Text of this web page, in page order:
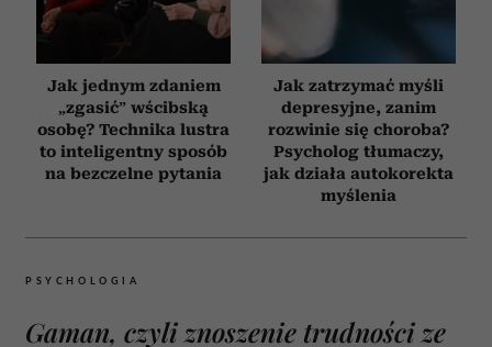
Jak jednym zdaniem
„zgasić” wścibską
osobę? Technika lustra
to inteligentny sposób
na bezczelne pytania
Jak zatrzymać myśli
depresyjne, zanim
rozwinie się choroba?
Psycholog tłumaczy,
jak działa autokorekta
myślenia
PSYCHOLOGIA
Gaman, czyli znoszenie trudności ze